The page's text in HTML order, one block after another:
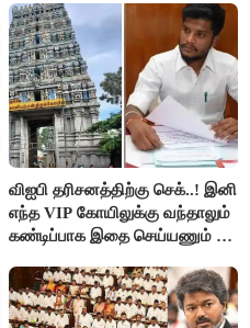
விஐபி தரிசனத்திற்கு செக்..! இனி
எந்த VIP கோயிலுக்கு வந்தாலும்
கண்டிப்பாக இதை செய்யணும் -